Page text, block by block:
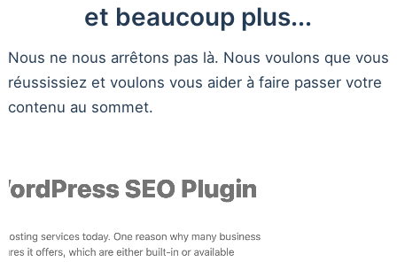
et beaucoup plus...
Nous ne nous arrêtons pas là. Nous voulons que vous
réussissiez et voulons vous aider à faire passer votre
contenu au sommet.